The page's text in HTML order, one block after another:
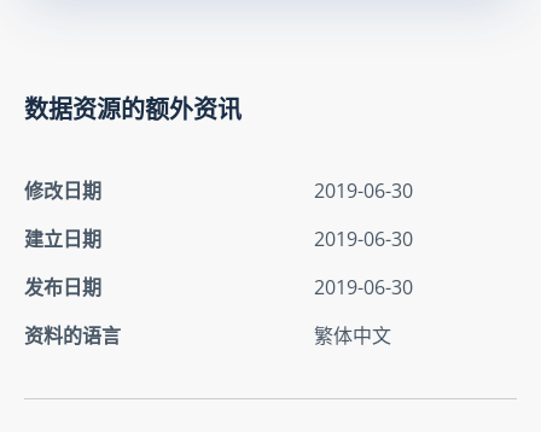
数据资源的额外资讯
修改日期
2019-06-30
建立日期
2019-06-30
发布日期
2019-06-30
资料的语言
繁体中文